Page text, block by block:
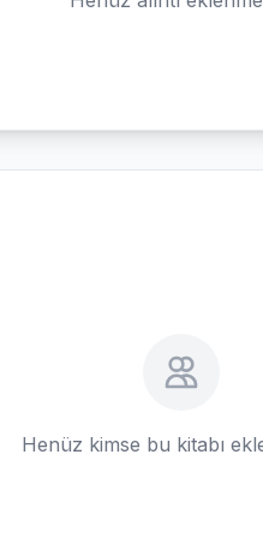
Henüz kimse bu kitabı